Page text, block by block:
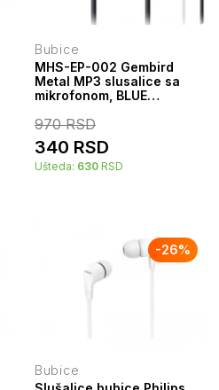
Bubice
MHS-EP-002 Gembird
Metal MP3 slusalice sa
mikrofonom, BLUE
970RSD
340 RSD
Ušteda: 630 RSD
-26%
Bubice